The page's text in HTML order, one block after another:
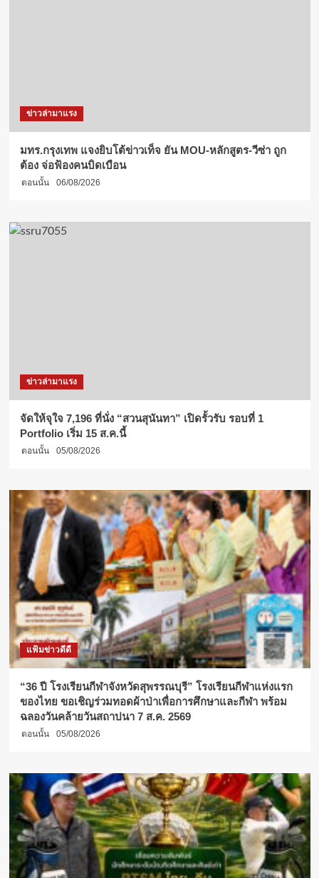
ข่าวล่ามาแรง
มทร.กรุงเทพ แจงยิบโต้ข่าวเท็จ ยัน MOU-หลักสูตร-วีซ่า ถูก
ต้อง จ่อฟ้องคนบิดเบือน
ตอนนั้น 06/08/2026
ข่าวล่ามาแรง
จัดให้จุใจ 7,196 ที่นั่ง “สวนสุนันทา” เปิดรั้วรับ รอบที่ 1
Portfolio เริ่ม 15 ส.ค.นี้
ตอนนั้น 05/08/2026
แฟ้มข่าวดีดี
“36 ปี โรงเรียนกีฬาจังหวัดสุพรรณบุรี” โรงเรียนกีฬาแห่งแรก
ของไทย ขอเชิญร่วมทอดผ้าป่าเพื่อการศึกษาและกีฬา พร้อม
ฉลองวันคล้ายวันสถาปนา 7 ส.ค. 2569
ตอนนั้น 05/08/2026